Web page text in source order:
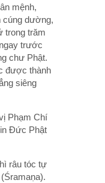
mệnh,
cúng dường,
trong trăm
trước
chư Phật.
được thành
siêng
Phạm Chí
Đức Phật
râu tóc tự